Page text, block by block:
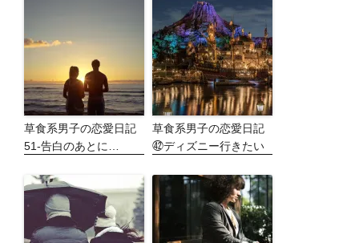
草食系男子の恋愛日記
51-告白のあとに…
草食系男子の恋愛日記
㊷ディズニー行きたい